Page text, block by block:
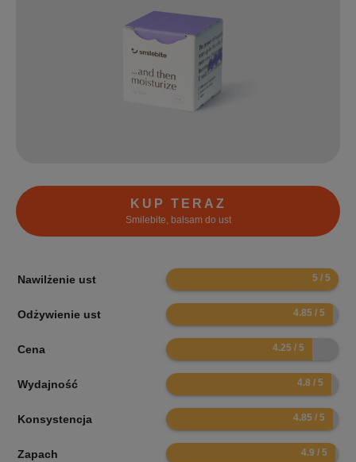
KUP TERAZ
Smilebite, balsam do ust
Nawilżenie ust 10
Odżywienie ust 9.7
Cena 8.5
Wydajność 9.6
Konsystencja 9.7
Zapach 9.8